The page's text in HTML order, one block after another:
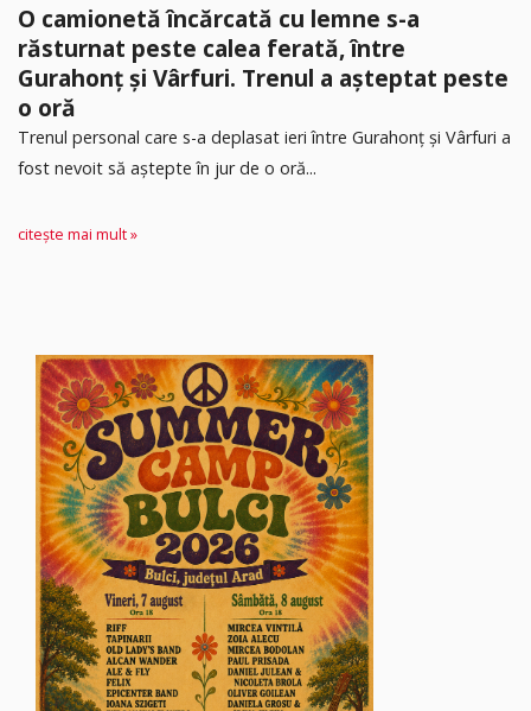
O camionetă încărcată cu lemne s-a
răsturnat peste calea ferată, între
Gurahonț și Vârfuri. Trenul a așteptat peste
o oră
Trenul personal care s-a deplasat ieri între Gurahonț și Vârfuri a
fost nevoit să aștepte în jur de o oră...
citește mai mult »